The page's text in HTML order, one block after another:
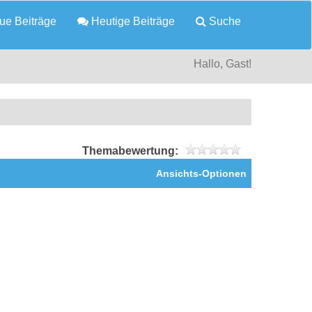
Beiträge Heutige Beiträge Suche
Hallo, Gast!
Themabewertung:
Ansichts-Optionen